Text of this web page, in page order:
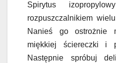
Spirytus
rozpuszczalnikiem
Nanieś go ostrożnie
miękkiej ściereczki i
Następnie spróbuj